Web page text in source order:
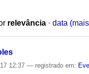
relevância · data
12:37— registrado em: